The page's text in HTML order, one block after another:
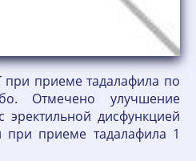
при приеме тадалафила по
Отмечено улучшение
эректильной дисфункцией
при приеме тадалафила 1